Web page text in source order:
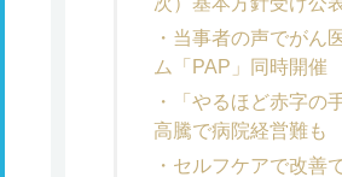
当事者の声でがん
ム「PAP」同時開催
「やるほど赤字
高騰で病院経営難も
セルフケアで改善